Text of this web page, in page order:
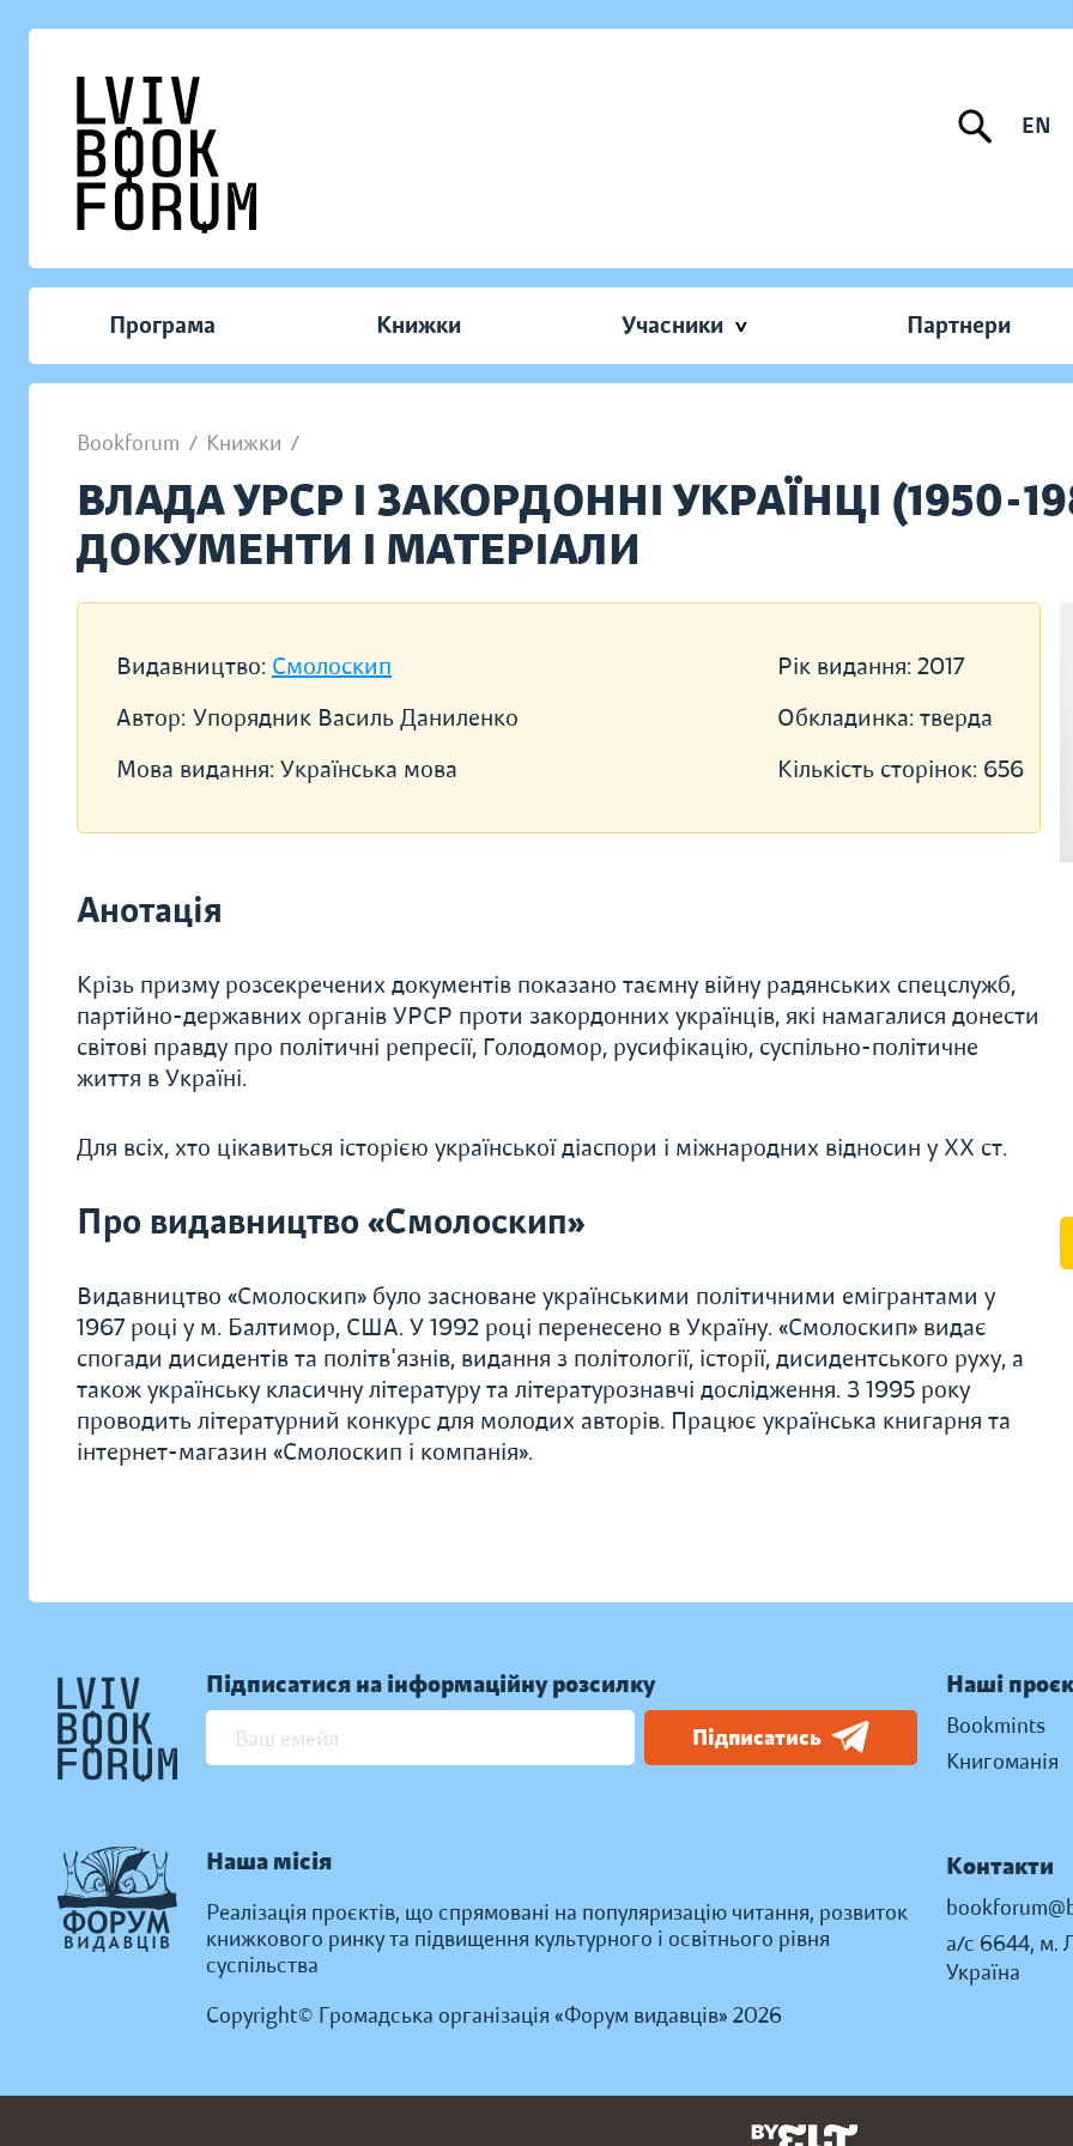
EN
Програма Книжки Учасники Партнери
Bookforum / Книжки /
ВЛАДА УРСР І ЗАКОРДОННІ УКРАЇНЦІ (1950-
ДОКУМЕНТИ І МАТЕРІАЛИ
Видавництво: Смолоскип
Автор: Упорядник Василь Даниленко
Мова видання: Українська мова
Рік видання: 2017
Обкладинка: тверда
Кількість сторінок: 656
Анотація
Крізь призму розсекречених документів показано таємну війну радянських спецслужб,
партійно-державних органів УРСР проти закордонних українців, які намагалися донести
світові правду про політичні репресії, Голодомор, русифікацію, суспільно-політичне
життя в Україні.
Для всіх, хто цікавиться історією української діаспори і міжнародних відносин у XX ст.
Про видавництво «Смолоскип»
Видавництво «Смолоскип» було засноване українськими політичними емігрантами у
1967 році у м. Балтимор, США. У 1992 році перенесено в Україну. «Смолоскип» видає
спогади дисидентів та політв'язнів, видання з політології, історії, дисидентського руху, а
також українську класичну літературу та літературознавчі дослідження. З 1995 року
проводить літературний конкурс для молодих авторів. Працює українська книгарня та
інтернет-магазин «Смолоскип і компанія».
Підписатися на інформаційну розсилку
Підписатись
Наша місія
Реалізація проєктів, що спрямовані на популяризацію читання, розвиток
книжкового ринку та підвищення культурного і освітнього рівня
суспільства
Copyright© Громадська організація «Форум видавців» 2026
Наші
Bookmints
Книгоманія
Контакти
а/с 6644, м.
Україна